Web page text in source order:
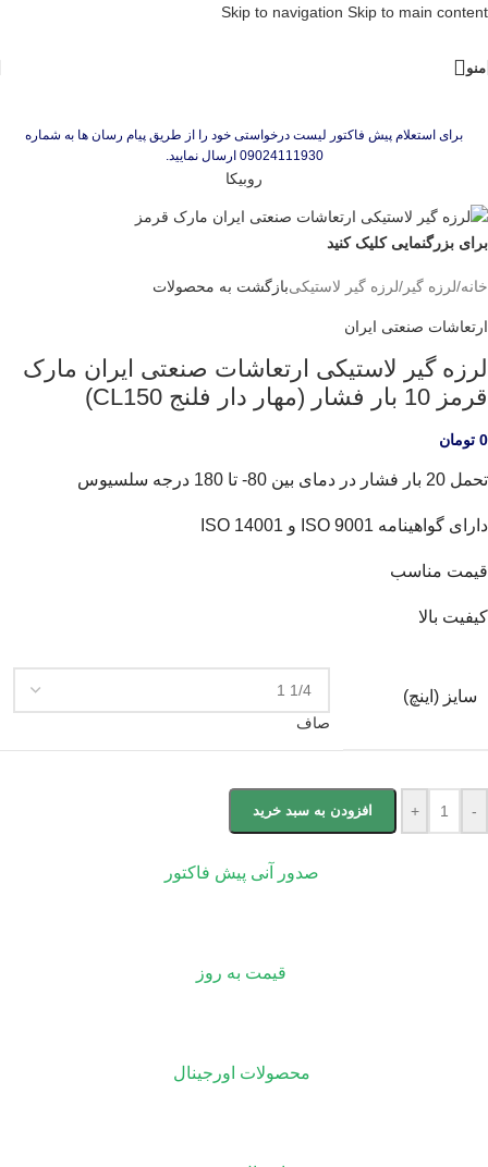
Skip to navigation Skip to main content
منو
برای استعلام پیش فاکتور لیست درخواستی خود را از طریق پیام رسان ها به شماره
09024111930 ارسال نمایید.
روبیکا
برای بزرگنمایی کلیک کنید
خانه/لرزه گیر /لرزه گیر لاستیکیبازگشت به محصولات
ارتعاشات صنعتی ایران
لرزه گیر لاستیکی ارتعاشات صنعتی ایران مارک
قرمز 10 بار فشار (مهار دار فلنج CL150)
0 تومان
تحمل 20 بار فشار در دمای بین 80- تا 180 درجه سلسیوس
دارای گواهینامه ISO 9001 و ISO 14001
قیمت مناسب
کیفیت بالا
سایز (اینچ)
صاف
-
+ افزودن به سبد خرید
صدور آنی پیش فاکتور
قیمت به روز
محصولات اورجینال